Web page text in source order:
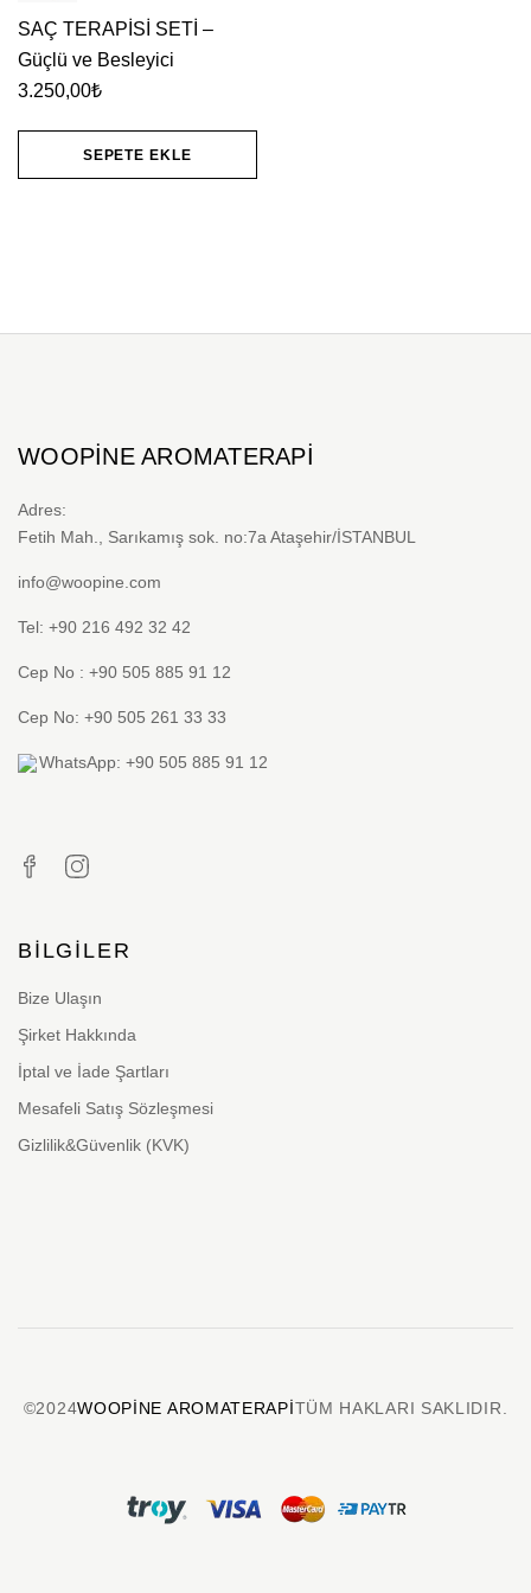
SAÇ TERAPİSİ SETİ –
Güçlü ve Besleyici
3.250,00₺
SEPETE EKLE
WOOPINE AROMATERAPI
Adres:
Fetih Mah., Sarıkamış sok. no:7a Ataşehir/İSTANBUL
info@woopine.com
Tel: +90 216 492 32 42
Cep No : +90 505 885 91 12
Cep No: +90 505 261 33 33
WhatsApp: +90 505 885 91 12
BILGILER
Bize Ulaşın
Şirket Hakkında
İptal ve İade Şartları
Mesafeli Satış Sözleşmesi
Gizlilik&Güvenlik (KVK)
©2024WOOPINE AROMATERAPITÜM HAKLARI SAKLIDIR.